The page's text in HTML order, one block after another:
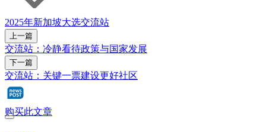
2025年新加坡大选交流站
上一篇
交流站：冷静看待政策与国家发展
下一篇
交流站：关键一票建设更好社区
购买此文章